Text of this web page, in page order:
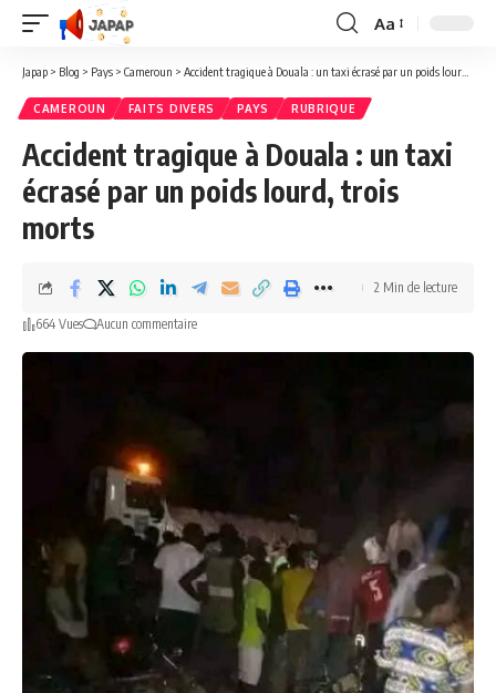
Redimensionner
la
Aa
Japap > Blog > Pays > Cameroun > Accident tragique à Douala : un taxi écrasé par un poids lourd, trois morts
CAMEROUN FAITS DIVERS PAYS RUBRIQUE
Accident tragique à Douala : un taxi
écrasé par un poids lourd, trois
morts
664 Vues Aucun commentaire
2 Min de lecture